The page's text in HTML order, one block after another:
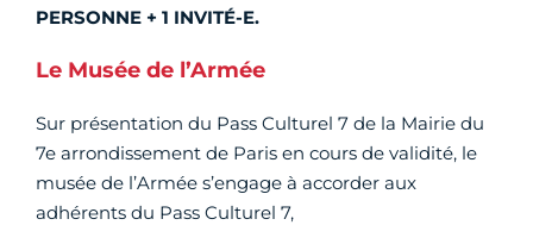
PERSONNE + 1 INVITÉ-E.
Le Musée de l’Armée
Sur présentation du Pass Culturel 7 de la Mairie du
7e arrondissement de Paris en cours de validité, le
musée de l’Armée s’engage à accorder aux
adhérents du Pass Culturel 7,